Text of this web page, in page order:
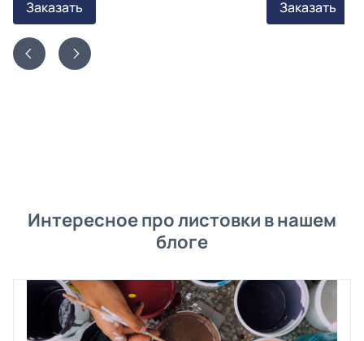
Заказать Заказать
Интересное про листовки в нашем
блоге